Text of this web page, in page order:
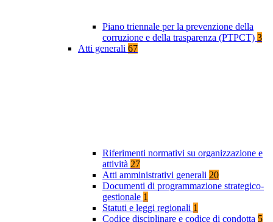
Piano triennale per la prevenzione della
corruzione e della trasparenza (PTPCT) 3
Atti generali 67
Riferimenti normativi su organizzazione e
attività 27
Atti amministrativi generali 20
Documenti di programmazione strategico-
gestionale 1
Statuti e leggi regionali 1
Codice disciplinare e codice di condotta 5